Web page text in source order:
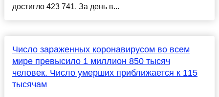
достигло 423 741. За день в...
Число зараженных коронавирусом во всем
мире превысило 1 миллион 850 тысяч
человек. Число умерших приближается к 115
тысячам